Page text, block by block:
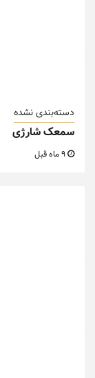
دسته‌بندی نشده
سمعک شارژی